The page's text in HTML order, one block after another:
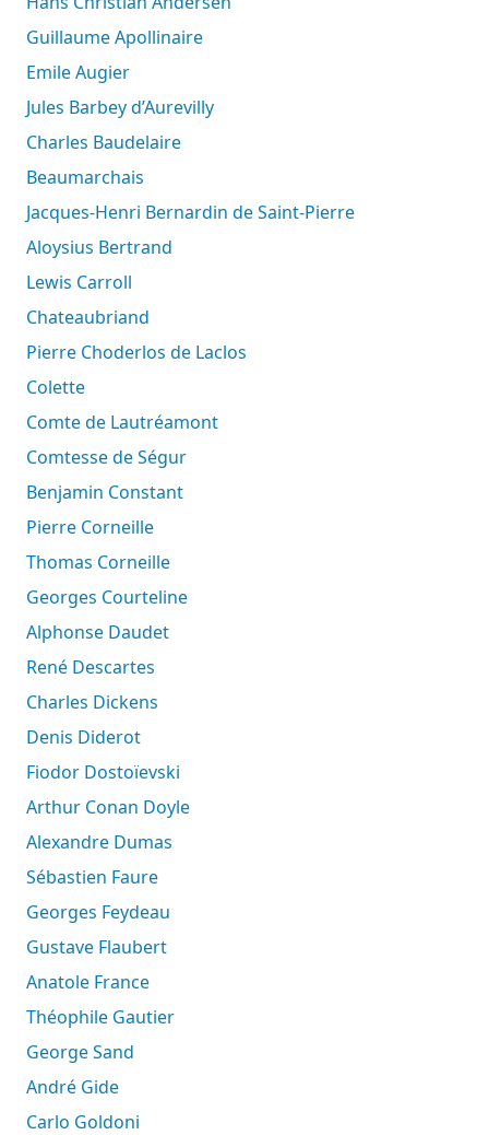
Guillaume Apollinaire
Emile Augier
Jules Barbey d’Aurevilly
Charles Baudelaire
Beaumarchais
Jacques-Henri Bernardin de Saint-Pierre
Aloysius Bertrand
Lewis Carroll
Chateaubriand
Pierre Choderlos de Laclos
Colette
Comte de Lautréamont
Comtesse de Ségur
Benjamin Constant
Pierre Corneille
Thomas Corneille
Georges Courteline
Alphonse Daudet
René Descartes
Charles Dickens
Denis Diderot
Fiodor Dostoïevski
Arthur Conan Doyle
Alexandre Dumas
Sébastien Faure
Georges Feydeau
Gustave Flaubert
Anatole France
Théophile Gautier
George Sand
André Gide
Carlo Goldoni